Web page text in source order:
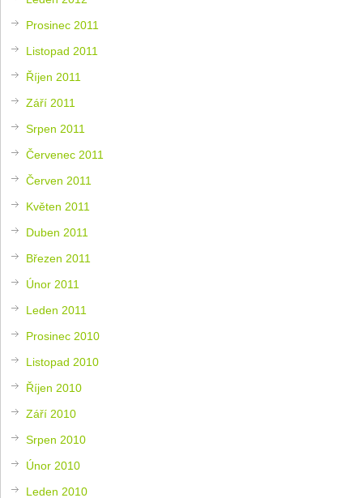
Prosinec 2011
Listopad 2011
Říjen 2011
Září 2011
Srpen 2011
Červenec 2011
Červen 2011
Květen 2011
Duben 2011
Březen 2011
Únor 2011
Leden 2011
Prosinec 2010
Listopad 2010
Říjen 2010
Září 2010
Srpen 2010
Únor 2010
Leden 2010